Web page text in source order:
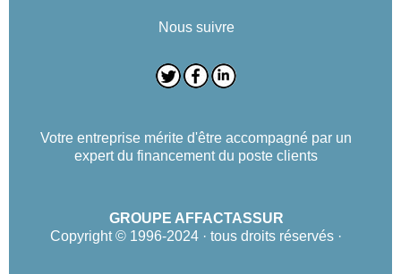
Nous suivre
Votre entreprise mérite d'être accompagné par un
expert du financement du poste clients
GROUPE AFFACTASSUR
Copyright © 1996-2024 · tous droits réservés ·